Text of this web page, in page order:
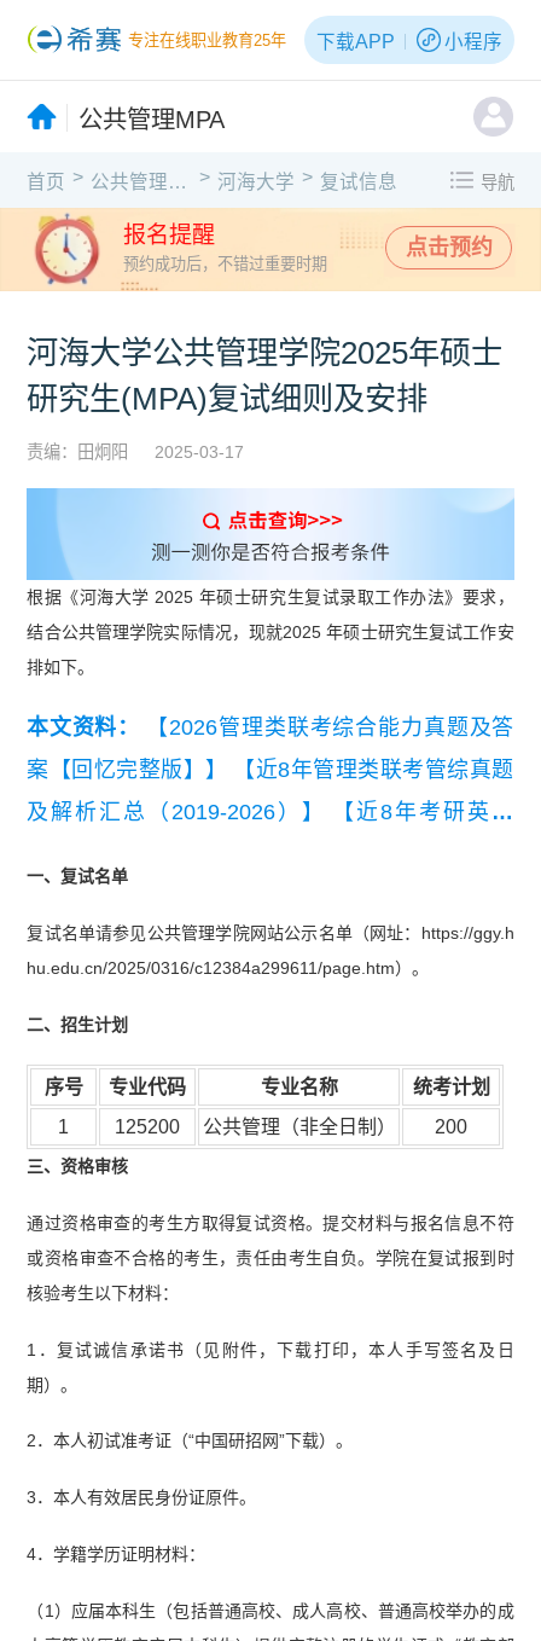
专注在线职业教育25年 下载APP 小程序
公共管理MPA
首页 > 公共管理MPA > 河海大学 > 复试信息 导航
报名提醒
预约成功后，不错过重要时期
点击预约
河海大学公共管理学院2025年硕士
研究生(MPA)复试细则及安排
责编：田炯阳 2025-03-17
根据《河海大学 2025 年硕士研究生复试录取工作办法》要求，
结合公共管理学院实际情况，现就2025 年硕士研究生复试工作安
排如下。
本文资料：
【2026管理类联考综合能力真题及答
案【回忆完整版】】
【近8年管理类联考管综真题
及解析汇总（2019-2026）】
【近8年考研英语
一、复试名单
复试名单请参见公共管理学院网站公示名单（网址：https://ggy.h
hu.edu.cn/2025/0316/c12384a299611/page.htm）。
二、招生计划
序号 专业代码 专业名称
统考计划
1
125200 公共管理（非全日制） 200
三、资格审核
通过资格审查的考生方取得复试资格。提交材料与报名信息不符
或资格审查不合格的考生，责任由考生自负。学院在复试报到时
核验考生以下材料：
1．复试诚信承诺书（见附件，下载打印，本人手写签名及日
期）。
2．本人初试准考证（“中国研招网”下载）。
3．本人有效居民身份证原件。
4．学籍学历证明材料：
（1）应届本科生（包括普通高校、成人高校、普通高校举办的成